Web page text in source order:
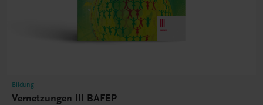
Bildung
Vernetzungen III BAFEP